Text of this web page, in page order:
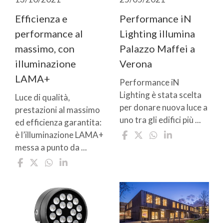
Efficienza e
performance al
massimo, con
illuminazione
LAMA+
Luce di qualità,
prestazioni al massimo
ed efficienza garantita:
è l’illuminazione LAMA+
messa a punto da ...
Performance iN
Lighting illumina
Palazzo Maffei a
Verona
Performance iN
Lighting è stata scelta
per donare nuova luce a
uno tra gli edifici più ...